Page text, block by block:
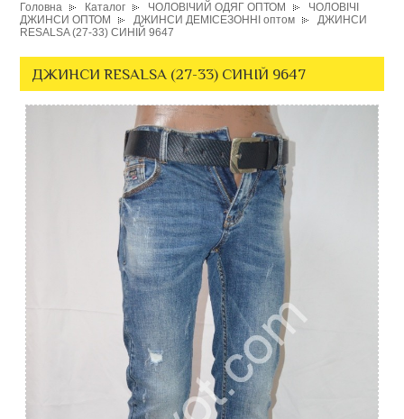
Головна Каталог ЧОЛОВІЧИЙ ОДЯГ ОПТОМ
ЧОЛОВІЧІ
ДЖИНСИ ОПТОМ
ДЖИНСИ ДЕМІСЕЗОННІ оптом
ДЖИНСИ
RESALSA (27-33) СИНІЙ 9647
ДЖИНСИ RESALSA (27-33) СИНІЙ 9647